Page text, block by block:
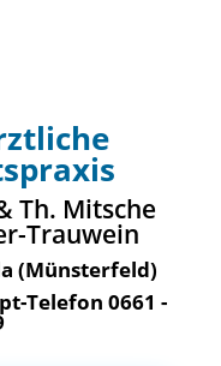
Th. Mitsche
Trauwein
(Münsterfeld)
Telefon 0661 -